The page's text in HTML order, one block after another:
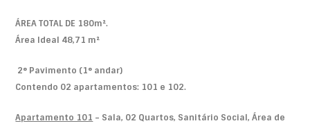
ÁREA TOTAL DE 180m².
Área Ideal 48,71 m²
2° Pavimento (1° andar)
Contendo 02 apartamentos: 101 e 102.
Apartamento 101 – Sala, 02 Quartos, Sanitário Social, Área de